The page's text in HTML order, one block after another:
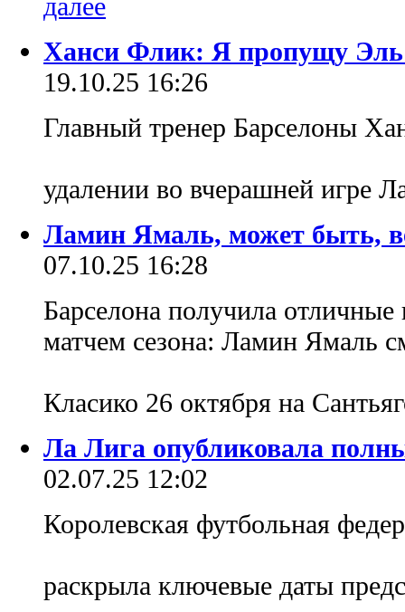
Ханси Флик: Я пропущу Эль
19.10.25 16:26
Главный тренер Барселоны
удалении во вчерашней игре
Ламин Ямаль, может быть,
07.10.25 16:28
Барселона получила
матчем сезона: Ламин Ямаль
Класико 26 октября на
Ла Лига опубликовала
02.07.25 12:02
Королевская футбольная
раскрыла ключевые даты